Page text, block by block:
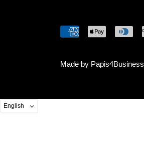
Made by Papis4Business